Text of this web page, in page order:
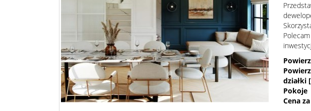
działki
Pokoje
Cena